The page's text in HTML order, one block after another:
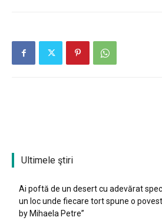
Ultimele ştiri
Ai poftă de un desert cu adevărat
un loc unde fiecare tort spune o
by Mihaela Petre”